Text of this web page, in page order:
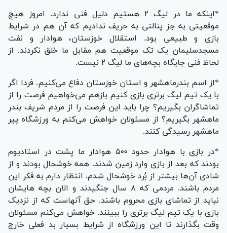
*اینکه ما در لیگ ۲ هستیم دلیل فنی ندارد. امروز هیچ
موقعیتی به جز پنالتی به حریف ندادیم که آن هم در شرایط
بازی و طبیعی بود. استقلال خوزستان، هوادار و نفت
مسجدسلیمان یک تک موقعیت هم مقابل ما خلق نکردند. از
لحاظ فنی جایگاه بچه‌های ما لیگ ۲ نیست.
*از اسم بندرماهشهر و استان خوزستان دفاع می‌کنیم. فردا اگر
با یک تیم لیگ برتری بازی کنیم بازهم می‌خواهیم فرصت را از
تماشاگران بگیریم؟ چرا باید این فرصت را از مردم شریف بندر
ماهشهر بگیریم؟ از مسئولان خواهش می‌کنم به ورزشگاه پیر
ماهشهر رسیدگی کنند.
*در بازی با هوادار حدود ۵۰۰ هوادار ما پشت در استادیوم
بودند که بعد از بازی وارد زمین شدند. همه خوشحال بودند و از
شادی آن‌ها بیشتر از بُرد خوشحال شدم. انتظار دارم به فکر این
مردم باشند. مردمی که ۸ سال جنگیدند و الان بچه هایشان
نباید از تماشای بازی محروم باشند. حق آنهاست که از نزدیک
بازی با یک تیم لیگ برتری را ببینند. خواهش می‌کنم مسئولان
وقت بگذارند تا این ورزشگاه از شرایط بسیار بد فعلی خارج